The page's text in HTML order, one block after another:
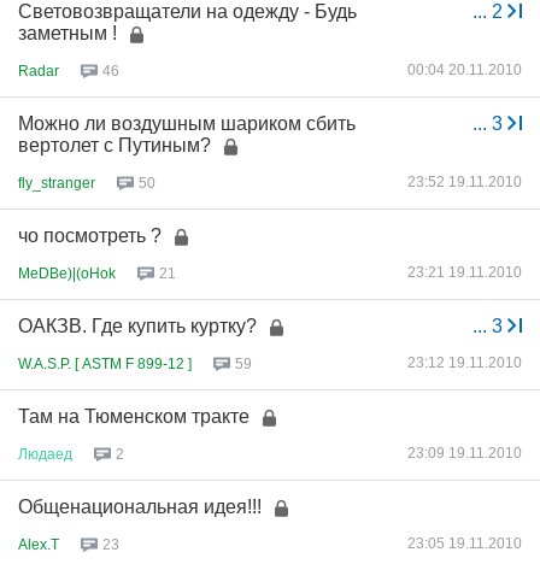
... 2
Световозвращатели на одежду - Будь
заметным !
Radar 46 00:04 20.11.2010
... 3
Можно ли воздушным шариком сбить
вертолет с Путиным?
fly_stranger 50 23:52 19.11.2010
чо посмотреть ?
MeDBe)|(oHok 21 23:21 19.11.2010
... 3
ОАКЗВ. Где купить куртку?
W.A.S.P. [ ASTM F 899-12 ] 59 23:12 19.11.2010
Там на Тюменском тракте
Людаед 2 23:09 19.11.2010
Общенациональная идея!!!
Alex.T 23 23:05 19.11.2010